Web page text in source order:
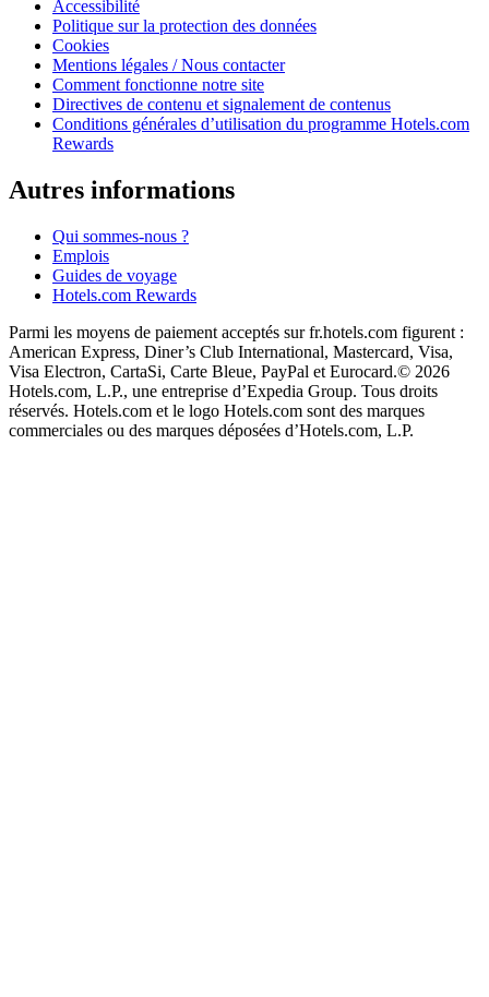
Accessibilité
Politique sur la protection des données
Cookies
Mentions légales / Nous contacter
Comment fonctionne notre site
Directives de contenu et signalement de contenus
Conditions générales d’utilisation du programme Hotels.com
Rewards
Autres informations
Qui sommes-nous ?
Emplois
Guides de voyage
Hotels.com Rewards
Parmi les moyens de paiement acceptés sur fr.hotels.com figurent :
American Express, Diner’s Club International, Mastercard, Visa,
Visa Electron, CartaSi, Carte Bleue, PayPal et Eurocard.© 2026
Hotels.com, L.P., une entreprise d’Expedia Group. Tous droits
réservés. Hotels.com et le logo Hotels.com sont des marques
commerciales ou des marques déposées d’Hotels.com, L.P.